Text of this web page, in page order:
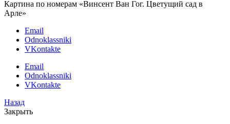
Картина по номерам «Винсент Ван Гог. Цветущий сад в
Арле»
Email
Odnoklassniki
VKontakte
Email
Odnoklassniki
VKontakte
Назад
Закрыть